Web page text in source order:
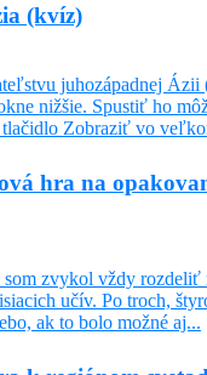
(kvíz)
juhozápadnej
nižšie. Spustiť ho
Zobraziť vo
hra na
zvykol vždy rozdeliť
učív. Po troch,
ak to bolo možné aj...